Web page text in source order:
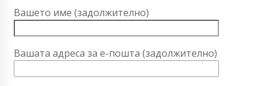
Вашето име (задолжително)
Вашата адреса за е-пошта (задолжително)